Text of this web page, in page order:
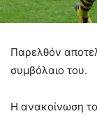
Παρελθόν
συμβόλαιο του.
Η ανακοίνωση